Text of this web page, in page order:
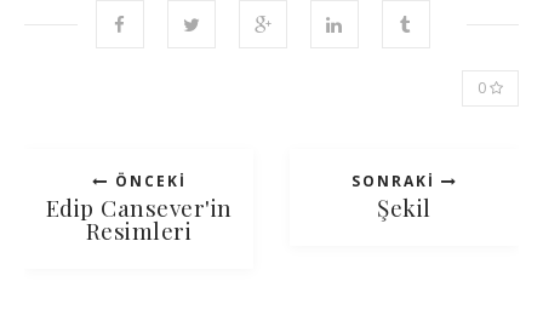
0
ÖNCEKI
Edip Cansever'in
Resimleri
SONRAKI
Şekil